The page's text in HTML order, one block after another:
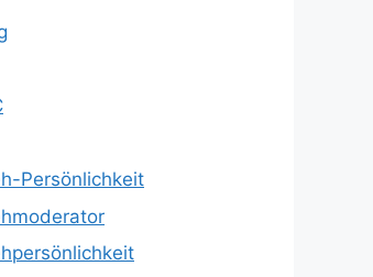
Persönlichkeit